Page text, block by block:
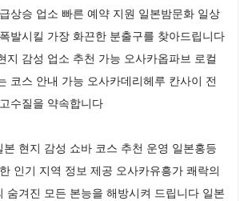
상승 업소 빠른 예약 지원 일본밤문화 일상
발시킬 가장 화끈한 분출구를 찾아드립니다
지 감성 업소 추천 가능 오사카옵파브 로컬
코스 안내 가능 오사카데리헤루 칸사이 전
수질을 약속합니다
현지 감성 쇼바 코스 추천 운영 일본홍등
인기 지역 정보 제공 오사카유흥가 쾌락의
숨겨진 모든 본능을 해방시켜 드립니다 일본